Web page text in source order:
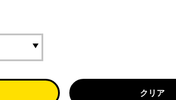
クリア